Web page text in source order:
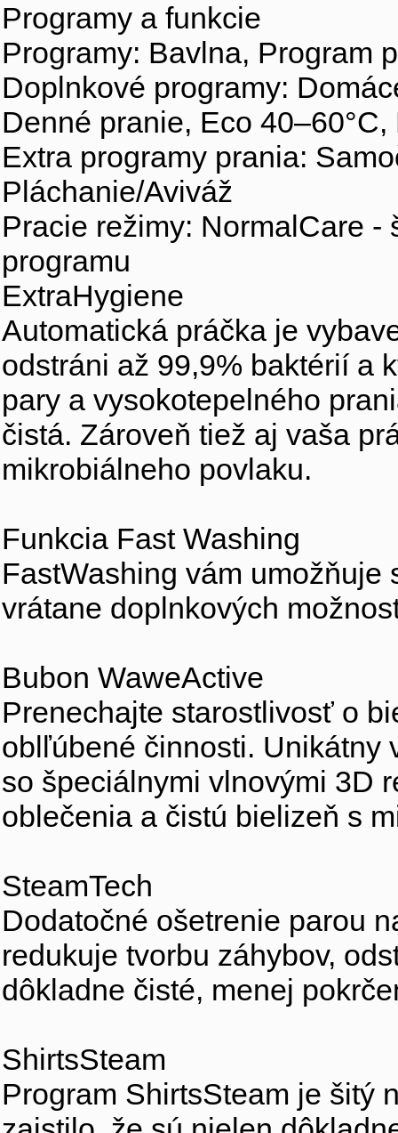
Programy a funkcie
Programy: Bavlna, Program
Doplnkové programy:
Denné pranie, Eco
Extra programy prania:
Pláchanie/Aviváž
Pracie režimy: NormalCare -
programu
ExtraHygiene
Automatická práčka je
odstráni až 99,9% baktérií a
pary a vysokotepelného
čistá. Zároveň tiež aj vaša
mikrobiálneho povlaku.
Funkcia Fast Washing
FastWashing vám
vrátane doplnkových
Bubon WaweActive
Prenechajte starostlivosť o
oblľúbené činnosti. Unikátny
so špeciálnymi vlnovými 3D
oblečenia a čistú bielizeň s
SteamTech
Dodatočné ošetrenie parou
redukuje tvorbu záhybov,
dôkladne čisté, menej
ShirtsSteam
Program ShirtsSteam je šitý